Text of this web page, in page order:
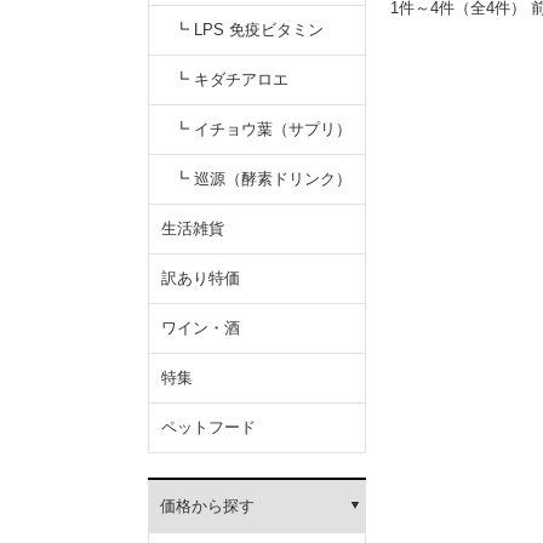
性食品）
┗ LPS 免疫ビタミン
┗ キダチアロエ
┗ イチョウ葉（サプリ）
┗ 巡源（酵素ドリンク）
生活雑貨
訳あり特価
ワイン・酒
特集
ペットフード
価格から探す
1件～4件（全4